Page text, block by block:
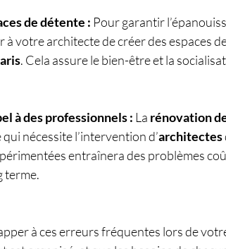
de détente : Pour garantir
à votre architecte de créer des espaces
. Cela assure le bien-être et la
à des professionnels : La rénovation
nécessite l’intervention d’architectes
entraînera des problèmes
terme.
à ces erreurs fréquentes lors de